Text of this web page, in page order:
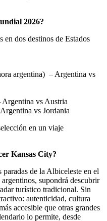
2026?
en dos destinos de Estados
argentina) – Argentina vs
vs Austria
vs Jordania
en un viaje
Kansas City?
de la Albiceleste en el
supondrá descubrir
turístico tradicional. Sin
autenticidad, cultura
accesible que otras grandes
lo permite, desde